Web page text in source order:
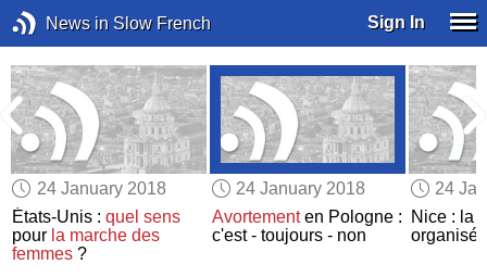
News in Slow French Sign In
24 January 2018
États-Unis :quel sens
pour la marche des
femmes ?
24 January 2018
Avortementen Pologne :
c'est - toujours - non
24
Nice : la
organisée